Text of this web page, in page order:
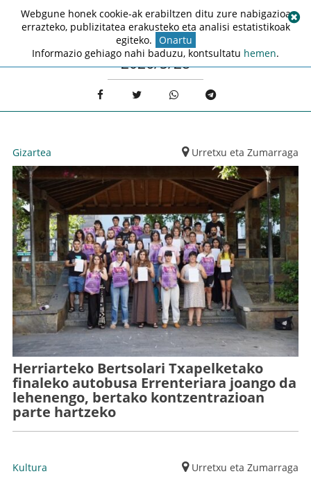
2026/5/28
Gizartea Urretxu eta Zumarraga
Herriarteko Bertsolari Txapelketako
finaleko autobusa Errenteriara joango da
lehenengo, bertako kontzentrazioan
parte hartzeko
Kultura Urretxu eta Zumarraga
Webgune honek cookie-ak erabiltzen ditu zure nabigazioa
errazteko, publizitatea erakusteko eta analisi estatistikoak
egiteko. Onartu
Informazio gehiago nahi baduzu, kontsultatu hemen.